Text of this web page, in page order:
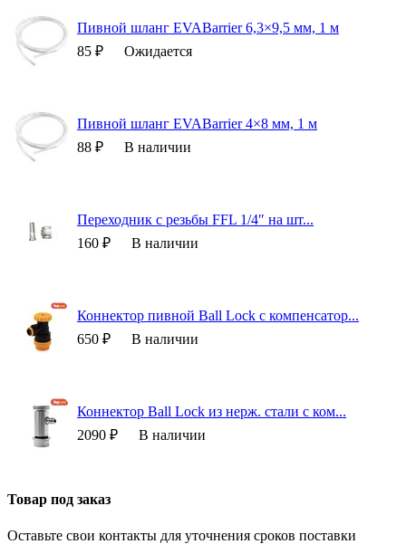
Пивной шланг EVABarrier 6,3×9,5 мм, 1 м
85 ₽
Ожидается
Пивной шланг EVABarrier 4×8 мм, 1 м
88 ₽
В наличии
Переходник с резьбы FFL 1/4″ на шт...
160 ₽
В наличии
Коннектор пивной Ball Lock с компенсатор...
650 ₽
В наличии
Коннектор Ball Lock из нерж. стали с ком...
2090 ₽
В наличии
Товар под заказ
Оставьте свои контакты для уточнения сроков поставки